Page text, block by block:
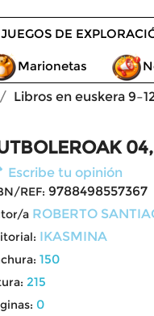
DE
Marionetas
Libros en euskera
Escribe tu opinión
REF: 9788498557367
a ROBERTO
IKASMINA
150
215
0